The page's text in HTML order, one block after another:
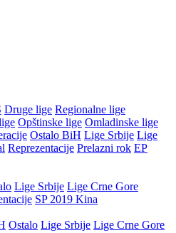
Druge lige Regionalne lige
Opštinske lige Omladinske lige
Ostalo BiH Lige Srbije Lige
Reprezentacije Prelazni rok EP
Lige Srbije Lige Crne Gore
SP 2019 Kina
Ostalo Lige Srbije Lige Crne Gore